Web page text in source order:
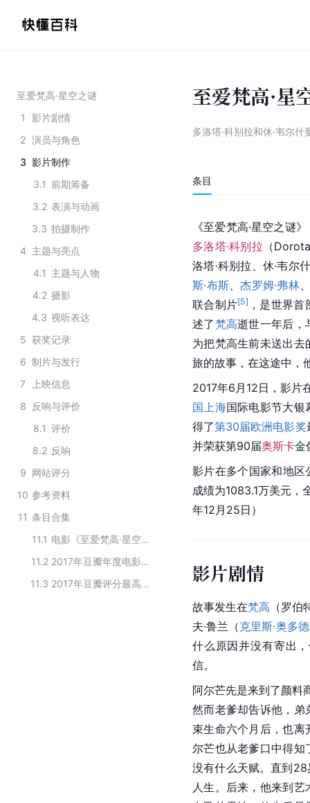
至爱梵高·星空之谜
1
影片剧情
2 演员与角色
3 影片制作
3.1 前期筹备
3.2 表演与动画
3.3 拍摄制作
4 主题与亮点
4.1 主题与人物
4.2 摄影
4.3 视听表达
5 获奖记录
6 制片与发行
7
上映信息
8
反响与评价
8.1 评价
8.2 反响
9 网站评分
10 参考资料
11 条目合集
11.1
电影《至爱梵高·星空之谜》参演的演员
11.2
2017年豆瓣年度电影原声
11.3
2017年豆瓣评分最高的动画片
至爱梵高·星
多洛塔·科别拉和休·韦尔什
条目
《至爱梵高·星空之谜
多洛塔·科别拉 （
洛塔·科别拉、休·韦尔
斯·布斯 、杰罗姆·弗林
联合制片[5] ，是世界
述了梵高逝世一年后，
为把梵高生前未送出
旅的故事，在这途中，
2017年6月12日，影片
国上海国际电影节大银
得了第30届欧洲电影奖
并荣获第90届奥斯卡金
影片在多个国家和地
成绩为1083.1万美元，
年12月25日）
影片剧情
故事发生在梵高 （罗伯
夫·鲁兰（克里斯·奥多德
什么原因并没有寄出
信。
阿尔芒先是来到了颜料
然而老爹却告诉他，
束生命六个月后，也
尔芒也从老爹口中得知
没有什么天赋。直到
人生。后来，他来到艺